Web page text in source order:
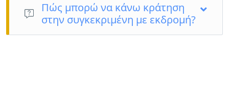
Πώς μπορώ να κάνω κράτηση
στην συγκεκριμένη με εκδρομή?